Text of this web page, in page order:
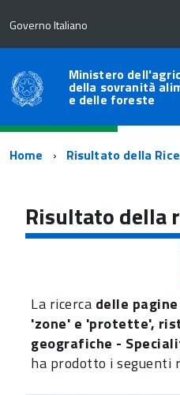
Governo Italiano
Ministero
della sovranità
e delle foreste
Percorso
navigazione
Home Risultato della
Risultato della
La ricerca delle
'zone' e 'protette',
geografiche -
ha prodotto i seguenti